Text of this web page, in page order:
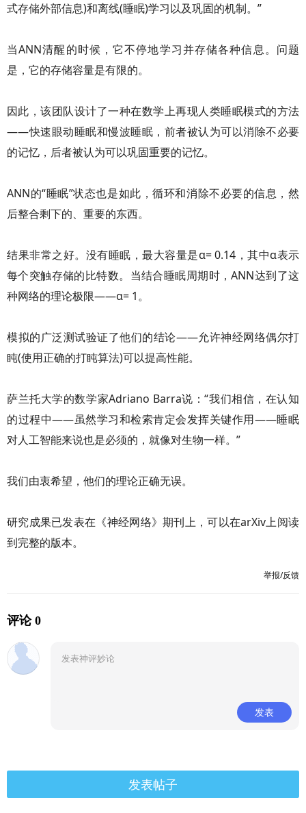
式存储外部信息)和离线(睡眠)学习以及巩固的机制。”
当ANN清醒的时候，它不停地学习并存储各种信息。问题
是，它的存储容量是有限的。
因此，该团队设计了一种在数学上再现人类睡眠模式的方法
——快速眼动睡眠和慢波睡眠，前者被认为可以消除不必要
的记忆，后者被认为可以巩固重要的记忆。
ANN的“睡眠”状态也是如此，循环和消除不必要的信息，然
后整合剩下的、重要的东西。
结果非常之好。没有睡眠，最大容量是α= 0.14，其中α表示
每个突触存储的比特数。当结合睡眠周期时，ANN达到了这
种网络的理论极限——α= 1。
模拟的广泛测试验证了他们的结论——允许神经网络偶尔打
盹(使用正确的打盹算法)可以提高性能。
萨兰托大学的数学家Adriano Barra说：“我们相信，在认知
的过程中——虽然学习和检索肯定会发挥关键作用——睡眠
对人工智能来说也是必须的，就像对生物一样。”
我们由衷希望，他们的理论正确无误。
研究成果已发表在《神经网络》期刊上，可以在arXiv上阅读
到完整的版本。
举报/反馈
评论 0
发表
发表帖子